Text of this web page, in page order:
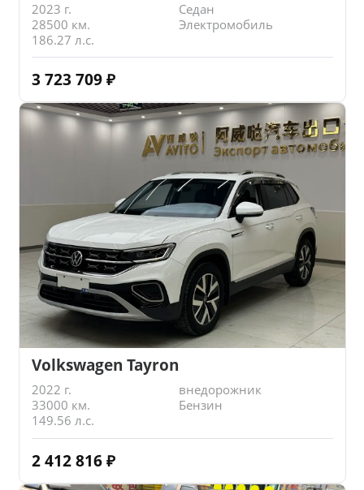
2023 г.
Седан
28500 км.
Электромобиль
186.27 л.с.
3 723 709 ₽
Volkswagen Tayron
2022 г.
внедорожник
33000 км.
Бензин
149.56 л.с.
2 412 816 ₽